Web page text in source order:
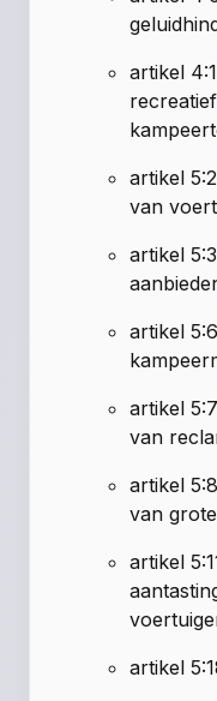
artikel
artikel
van
artikel
artikel
artikel
van
artikel
van
artikel
artikel